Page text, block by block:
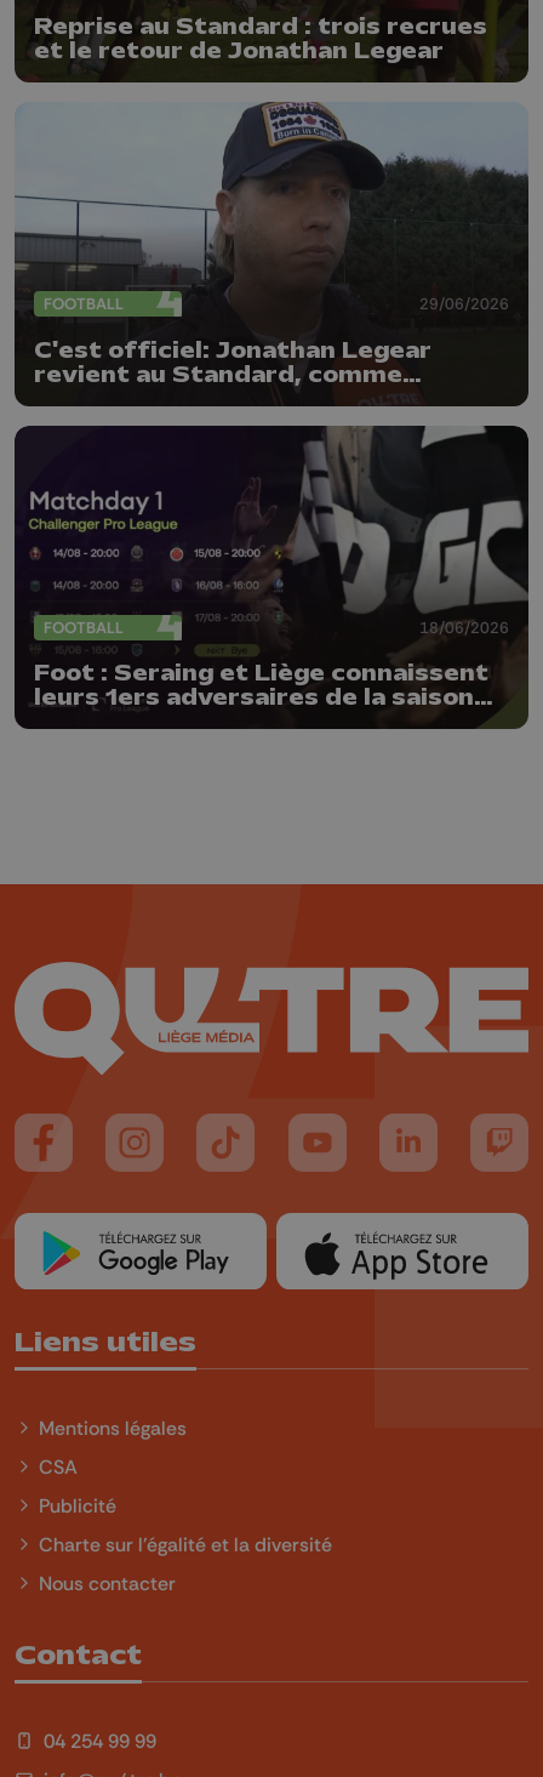
Reprise au Standard : trois recrues
et le retour de Jonathan Legear
FOOTBALL 29/06/2026
C'est officiel: Jonathan Legear
revient au Standard, comme
FOOTBALL 18/06/2026
Foot : Seraing et Liège connaissent
leurs 1ers adversaires de la saison
Suivez-nous sur FaceBook
Suivez-nous sur Instagram
Suivez-nous sur TikTok
Suivez-nous sur YouTube
Suivez-nous
Liens utiles
Mentions légales
CSA
Publicité
Charte sur l'égalité et la diversité
Nous contacter
Contact
04 254 99 99